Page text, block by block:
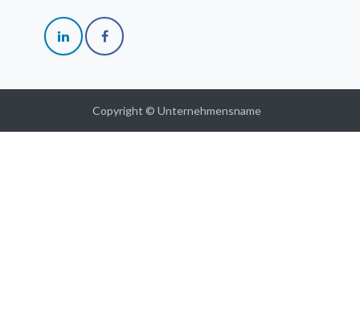
Copyright © Unternehmensname